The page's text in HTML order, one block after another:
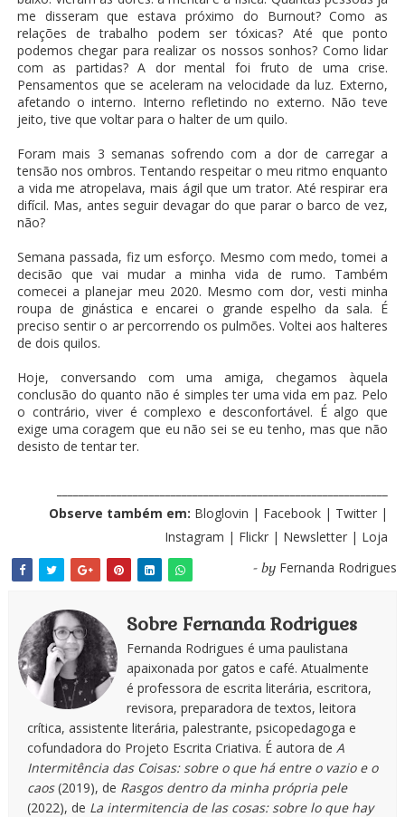
me disseram que estava próximo do Burnout? Como as
relações de trabalho podem ser tóxicas? Até que ponto
podemos chegar para realizar os nossos sonhos? Como lidar
com as partidas? A dor mental foi fruto de uma crise.
Pensamentos que se aceleram na velocidade da luz. Externo,
afetando o interno. Interno refletindo no externo. Não teve
jeito, tive que voltar para o halter de um quilo.
Foram mais 3 semanas sofrendo com a dor de carregar a
tensão nos ombros. Tentando respeitar o meu ritmo enquanto
a vida me atropelava, mais ágil que um trator. Até respirar era
difícil. Mas, antes seguir devagar do que parar o barco de vez,
não?
Semana passada, fiz um esforço. Mesmo com medo, tomei a
decisão que vai mudar a minha vida de rumo. Também
comecei a planejar meu 2020. Mesmo com dor, vesti minha
roupa de ginástica e encarei o grande espelho da sala. É
preciso sentir o ar percorrendo os pulmões. Voltei aos halteres
de dois quilos.
Hoje, conversando com uma amiga, chegamos àquela
conclusão do quanto não é simples ter uma vida em paz. Pelo
o contrário, viver é complexo e desconfortável. É algo que
exige uma coragem que eu não sei se eu tenho, mas que não
desisto de tentar ter.
Observe também em: Bloglovin | Facebook | Twitter |
Instagram | Flickr | Newsletter | Loja
- by Fernanda Rodrigues
Sobre Fernanda Rodrigues
Fernanda Rodrigues é uma paulistana
apaixonada por gatos e café. Atualmente
é professora de escrita literária, escritora,
revisora, preparadora de textos, leitora
crítica, assistente literária, palestrante, psicopedagoga e
cofundadora do Projeto Escrita Criativa. É autora de A
Intermitência das Coisas: sobre o que há entre o vazio e o
caos(2019), de Rasgos dentro da minha própria pele
(2022), de La intermitencia de las cosas: sobre lo que hay